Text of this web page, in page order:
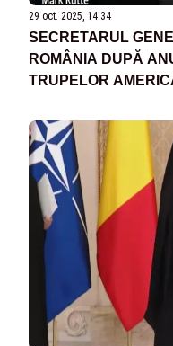
29 oct. 2025, 14:34
SECRETARUL
ROMÂNIA DUPĂ
TRUPELOR